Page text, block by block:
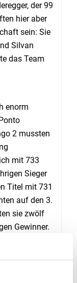
der 99
hier aber
sein: Sie
Silvan
das Team
enorm
2 mussten
mit 733
Sieger
Titel mit 731
auf den 3.
sie zwölf
Gewinner.
heute